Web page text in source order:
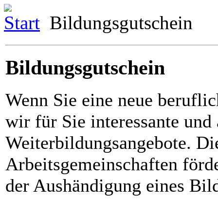
Start Bildungsgutschein
Bildungsgutschein
Wenn Sie eine neue
wir für Sie interessante
Weiterbildungsangebote.
Arbeitsgemeinschaften
der Aushändigung eines